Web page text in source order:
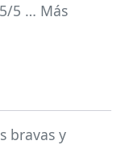
5 … Más
bravas y